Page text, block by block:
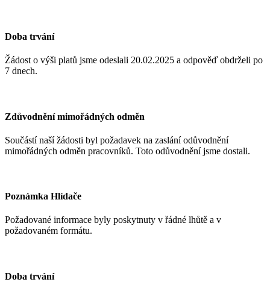
Doba trvání
Žádost o výši platů jsme odeslali 20.02.2025 a odpověď obdrželi po
7 dnech.
Zdůvodnění mimořádných odměn
Součástí naší žádosti byl požadavek na zaslání odůvodnění
mimořádných odměn pracovníků. Toto odůvodnění jsme dostali.
Poznámka Hlídače
Požadované informace byly poskytnuty v řádné lhůtě a v
požadovaném formátu.
Doba trvání